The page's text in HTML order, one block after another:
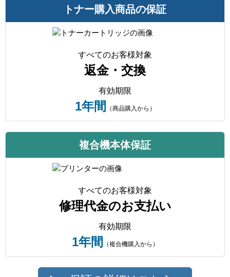
トナー購入商品の保証
すべてのお客様対象
返金・交換
有効期限
1年間 （商品購入から）
複合機本体保証
すべてのお客様対象
修理代金のお支払い
有効期限
1年間 （複合機購入から）